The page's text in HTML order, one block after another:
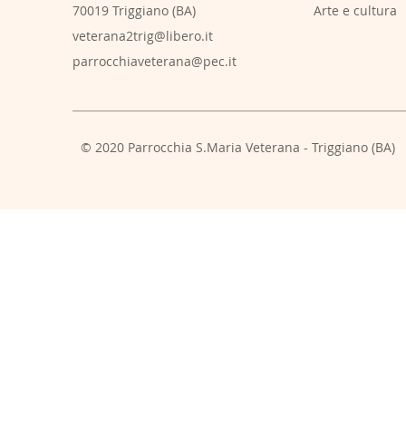
70019 Triggiano (BA)
veterana2trig@libero.it
parrocchiaveterana@pec.it
Arte e cultura
© 2020 Parrocchia S.Maria Veterana - Triggiano (BA)